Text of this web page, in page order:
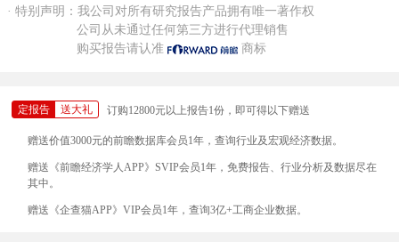
· 特别声明：我公司对所有研究报告产品拥有唯一著作权
公司从未通过任何第三方进行代理销售
购买报告请认准
商标
定报告 送大礼 订购12800元以上报告1份，即可得以下赠送
赠送价值3000元的前瞻数据库会员1年，查询行业及宏观经济数据。
赠送《前瞻经济学人APP》SVIP会员1年，免费报告、行业分析及数据尽在
其中。
赠送《企查猫APP》VIP会员1年，查询3亿+工商企业数据。